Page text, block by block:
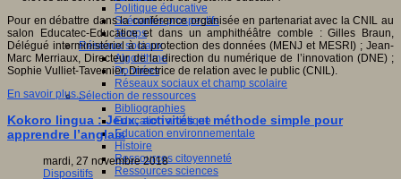
Politique éducative
Scénarios prospectifs
Temps
Réseaux sociaux
Algorithme
Données
Réseaux sociaux et champ scolaire
Sélection de ressources
Bibliographies
Education artistique
Education environnementale
Histoire
Ressources citoyenneté
Ressources sciences
Pour en débattre dans la conférence organisée en partenariat avec la CNIL au
salon Educatec-Educatice et dans un amphithéâtre comble : Gilles Braun,
Délégué interministériel à la protection des données (MENJ et MESRI) ; Jean-
Marc Merriaux, Directeur de la direction du numérique de l’innovation (DNE) ;
Sophie Vulliet-Tavernier, Directrice de relation avec le public (CNIL).
En savoir plus...
Kokoro lingua : Jeux, activités et méthode simple pour
apprendre l’anglais
mardi, 27 novembre 2018
Dispositifs